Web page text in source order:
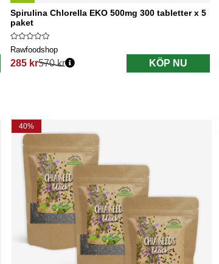
Spirulina Chlorella EKO 500mg 300 tabletter x 5
paket
Rawfoodshop
285 kr
Ordinarie pris:
570 kr KÖP NU
40%